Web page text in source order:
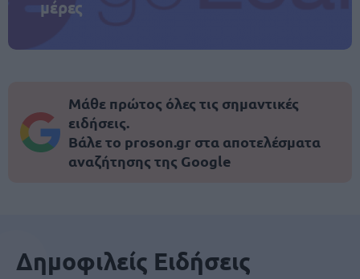
μέρες
Μάθε πρώτος όλες τις σημαντικές
ειδήσεις.
Βάλε το proson.gr στα αποτελέσματα
αναζήτησης της Google
Δημοφιλείς Ειδήσεις